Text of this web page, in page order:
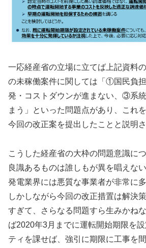
一応経産省の立場に立てば上記資料
の未稼働案件に関しては「①国民負
発・コストダウンが進まない、③系
まう」といった問題点があり、これ
今回の改正案を提出したことと説明さ
こうした経産省の大枠の問題意識に
良識あるものは誰しもが異を唱えな
発電業界には悪質な事業者が非常に
しかしながら今回の改正措置は解決
すぎて、さらなる問題すら生みかね
ば2020年3月までに運転開始期限を
ティを課せば、強引に期限に工事を